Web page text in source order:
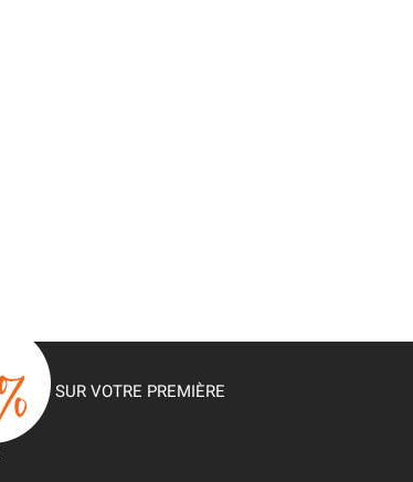
SUR VOTRE PREMIÈRE